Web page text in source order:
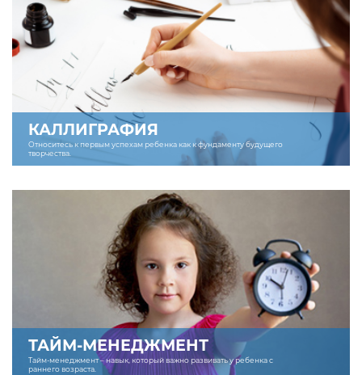
КАЛЛИГРАФИЯ
Относитесь к первым успехам ребенка как к фундаменту будущего
творчества.
ТАЙМ-МЕНЕДЖМЕНТ
Тайм-менеджмент – навык, который важно развивать у ребенка с
раннего возраста.